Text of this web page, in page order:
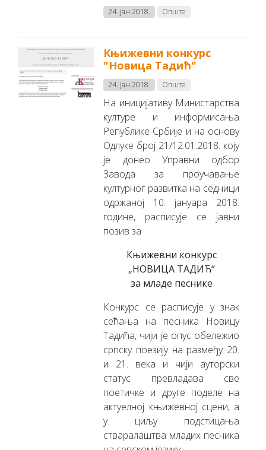
24. јан 2018. Опште
Књижевни конкурс
"Новица Тадић"
24. јан 2018. Опште
На иницијативу Министарства
културе и информисања
Републике Србије и на основу
Одлуке број 21/12.01.2018. коју
је донео Управни одбор
Завода за проучавање
културног развитка на седници
одржаној 10. јануара 2018.
године, расписује се јавни
позив за
Књижевни конкурс
„НОВИЦА ТАДИЋ“
за младе песнике
Конкурс се расписује у знак
сећања на песника Новицу
Тадића, чији је опус обележио
српску поезију на размеђу 20.
и 21. века и чији ауторски
статус превладава све
поетичке и друге поделе на
актуелној књижевној сцени, а
у циљу подстицања
стваралаштва младих песника